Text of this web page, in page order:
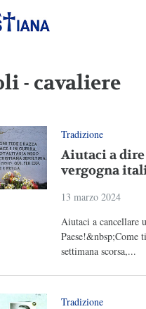
- cavaliere
Tradizione
Aiutaci a dire
vergogna
13 marzo 2024
Aiutaci a cancellare
Paese!&nbsp;Come
settimana scorsa,...
Tradizione